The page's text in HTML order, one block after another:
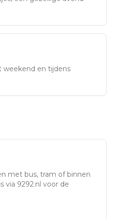
weekend en tijdens
met bus, tram of binnen
via 9292.nl voor de